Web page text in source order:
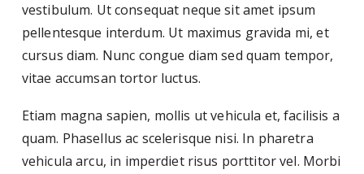
vestibulum. Ut consequat neque sit amet ipsum
pellentesque interdum. Ut maximus gravida mi, et
cursus diam. Nunc congue diam sed quam tempor,
vitae accumsan tortor luctus.
Etiam magna sapien, mollis ut vehicula et, facilisis a
quam. Phasellus ac scelerisque nisi. In pharetra
vehicula arcu, in imperdiet risus porttitor vel. Morbi